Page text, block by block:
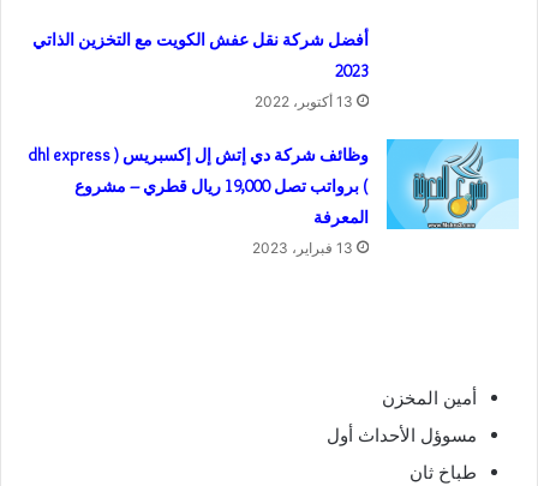
أفضل شركة نقل عفش الكويت مع التخزين الذاتي
2023
13 أكتوبر، 2022
وظائف شركة دي إتش إل إكسبريس ( dhl express
) برواتب تصل 19,000 ريال قطري – مشروع
المعرفة
13 فبراير، 2023
أمين المخزن
مسوؤل الأحداث أول
طباخ ثان